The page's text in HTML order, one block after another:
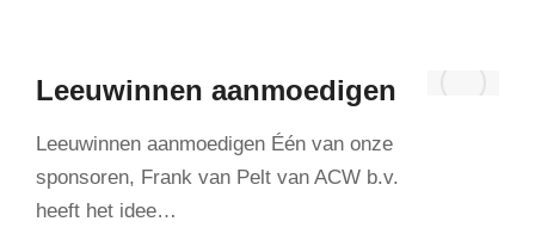
Leeuwinnen aanmoedigen
Leeuwinnen aanmoedigen Één van onze
sponsoren, Frank van Pelt van ACW b.v.
heeft het idee…